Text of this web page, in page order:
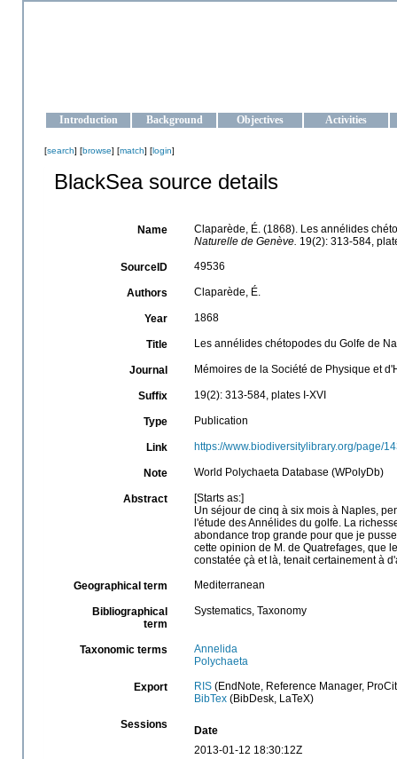
Introduction Background Objectives Activities
[search] [browse] [match] [login]
BlackSea source details
Name
Claparède, É. (1868). Les annélides
Naturelle de Genève. 19(2): 313-584,
SourceID 49536
Authors Claparède, É.
Year 1868
Title Les annélides chétopodes du Golfe de
Journal Mémoires de la Société de Physique et
Suffix 19(2): 313-584, plates I-XVI
Type Publication
Link https://www.biodiversitylibrary.org/page/
Note World Polychaeta Database (WPolyDb)
Abstract
[Starts as:]
Un séjour de cinq à six mois à Naples,
l'étude des Annélides du golfe. La
abondance trop grande pour que je
cette opinion de M. de Quatrefages, que
constatée çà et là, tenait certainement à
Geographical term Mediterranean
Bibliographical
term
Systematics, Taxonomy
Taxonomic terms
Annelida
Polychaeta
Export RIS(EndNote, Reference Manager,
BibTex(BibDesk, LaTeX)
Sessions
Date
2013-01-12 18:30:12Z